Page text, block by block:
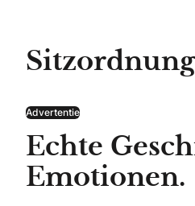
Advertentie
Echte
Emotionen.